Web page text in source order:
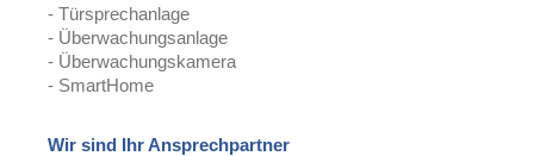
- Türsprechanlage
- Überwachungsanlage
- Überwachungskamera
- SmartHome
Wir sind Ihr Ansprechpartner